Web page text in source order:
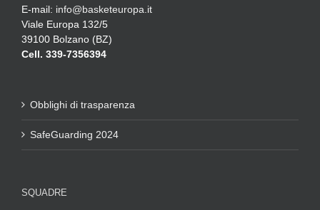
E-mail: info@basketeuropa.it
Viale Europa 132/5
39100 Bolzano (BZ)
Cell. 339-7356394
Obblighi di trasparenza
SafeGuarding 2024
SQUADRE